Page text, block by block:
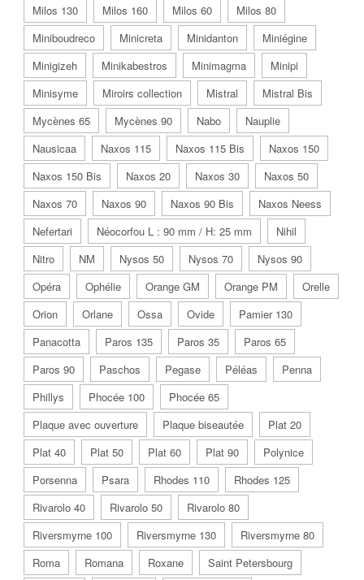
Milos 130
Milos 160 Milos 60
Milos 80
Miniboudreco
Minicreta Minidanton
Miniégine
Minigizeh
Minikabestros Minimagma
Minipi
Minisyme
Miroirs collection Mistral
Mistral Bis
Mycènes 65
Mycènes 90 Nabo
Nauplie
Nausicaa
Naxos 115 Naxos 115 Bis
Naxos 150
Naxos 150 Bis
Naxos 20 Naxos 30
Naxos 50
Naxos 70
Naxos 90 Naxos 90 Bis
Naxos Neess
Nefertari
Néocorfou L : 90 mm / H: 25 mm
Nihil
Nitro
NM Nysos 50 Nysos 70
Nysos 90
Opéra
Ophélie Orange GM Orange PM
Orelle
Orion
Orlane Ossa Ovide
Pamier 130
Panacotta
Paros 135 Paros 35
Paros 65
Paros 90
Paschos Pegase Péléas
Penna
Phillys
Phocée 100
Phocée 65
Plaque avec ouverture
Plaque biseautée
Plat 20
Plat 40
Plat 50 Plat 60 Plat 90
Polynice
Porsenna
Psara Rhodes 110
Rhodes 125
Rivarolo 40
Rivarolo 50
Rivarolo 80
Riversmyrne 100
Riversmyrne 130
Riversmyrne 80
Roma
Romana Roxane
Saint Petersbourg